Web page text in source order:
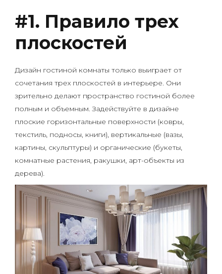
#1. Правило трех
плоскостей
Дизайн гостиной комнаты только выиграет от
сочетания трех плоскостей в интерьере. Они
зрительно делают пространство гостиной более
полным и объемным. Задействуйте в дизайне
плоские горизонтальные поверхности (ковры,
текстиль, подносы, книги), вертикальные (вазы,
картины, скульптуры) и органические (букеты,
комнатные растения, ракушки, арт-объекты из
дерева).